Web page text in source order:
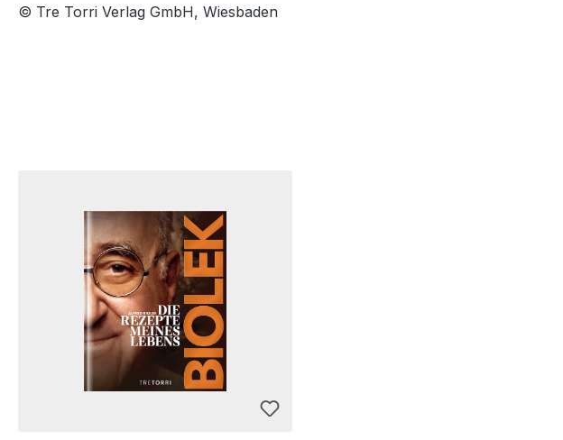
© Tre Torri Verlag GmbH, Wiesbaden